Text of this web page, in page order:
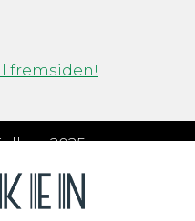
fremsiden!
2025